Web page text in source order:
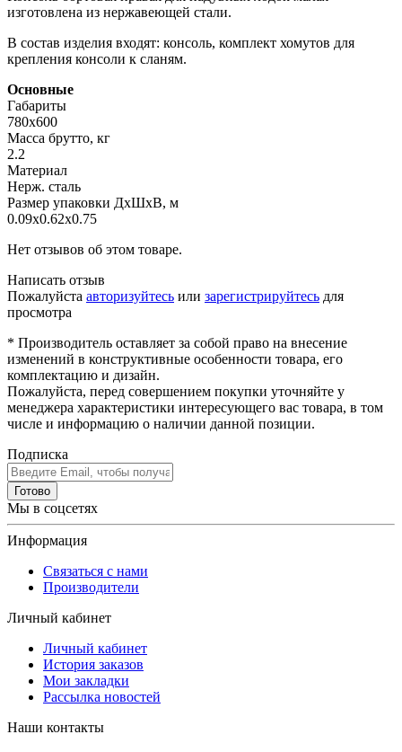
изготовлена из нержавеющей стали.
В состав изделия входят: консоль, комплект хомутов для
крепления консоли к сланям.
Основные
Габариты
780х600
Масса брутто, кг
2.2
Материал
Нерж. сталь
Размер упаковки ДхШхВ, м
0.09x0.62x0.75
Нет отзывов об этом товаре.
Написать отзыв
Пожалуйста авторизуйтесь или зарегистрируйтесь для
просмотра
* Производитель оставляет за собой право на внесение
изменений в конструктивные особенности товара, его
комплектацию и дизайн.
Пожалуйста, перед совершением покупки уточняйте у
менеджера характеристики интересующего вас товара, в том
числе и информацию о наличии данной позиции.
Подписка
Готово
Мы в соцсетях
Информация
Связаться с нами
Производители
Личный кабинет
Личный кабинет
История заказов
Мои закладки
Рассылка новостей
Наши контакты